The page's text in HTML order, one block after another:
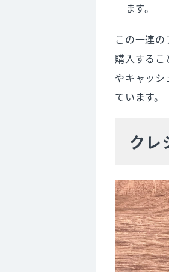
ます。
この一連
購入する
やキャッ
ています。
クレ